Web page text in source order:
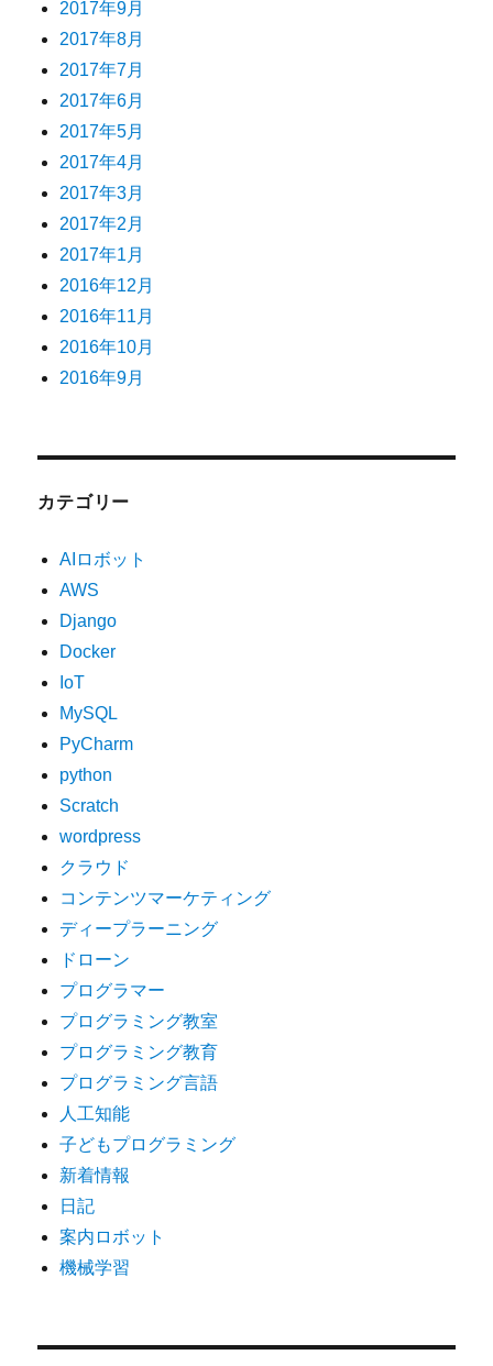
2017年9月
2017年8月
2017年7月
2017年6月
2017年5月
2017年4月
2017年3月
2017年2月
2017年1月
2016年12月
2016年11月
2016年10月
2016年9月
カテゴリー
AIロボット
AWS
Django
Docker
IoT
MySQL
PyCharm
python
Scratch
wordpress
クラウド
コンテンツマーケティング
ディープラーニング
ドローン
プログラマー
プログラミング教室
プログラミング教育
プログラミング言語
人工知能
子どもプログラミング
新着情報
日記
案内ロボット
機械学習